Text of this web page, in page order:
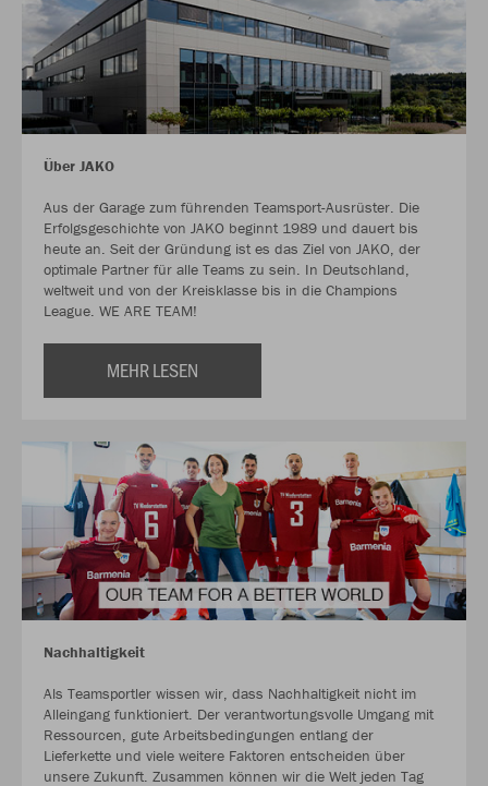
Über JAKO
Aus der Garage zum führenden Teamsport-Ausrüster. Die
Erfolgsgeschichte von JAKO beginnt 1989 und dauert bis
heute an. Seit der Gründung ist es das Ziel von JAKO, der
optimale Partner für alle Teams zu sein. In Deutschland,
weltweit und von der Kreisklasse bis in die Champions
League. WE ARE TEAM!
MEHR LESEN
Nachhaltigkeit
Als Teamsportler wissen wir, dass Nachhaltigkeit nicht im
Alleingang funktioniert. Der verantwortungsvolle Umgang mit
Ressourcen, gute Arbeitsbedingungen entlang der
Lieferkette und viele weitere Faktoren entscheiden über
unsere Zukunft. Zusammen können wir die Welt jeden Tag